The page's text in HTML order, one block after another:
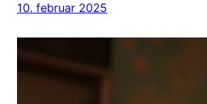
10. februar 2025